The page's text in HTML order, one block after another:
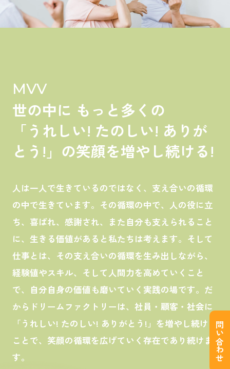
MVV
世の中に もっと多くの
「うれしい! たのしい! ありが
とう!」の笑顔を増やし続ける!
人は一人で生きているのではなく、支え合いの循環
の中で生きています。その循環の中で、人の役に立
ち、喜ばれ、感謝され、また自分も支えられること
に、生きる価値があると私たちは考えます。そして
仕事とは、その支え合いの循環を生み出しながら、
経験値やスキル、そして人間力を高めていくこと
で、自分自身の価値も磨いていく実践の場です。だ
からドリームファクトリーは、社員・顧客・社会に
「うれしい! たのしい! ありがとう!」を増やし続ける
ことで、笑顔の循環を広げていく存在であり続けま
す。
問い合わせ